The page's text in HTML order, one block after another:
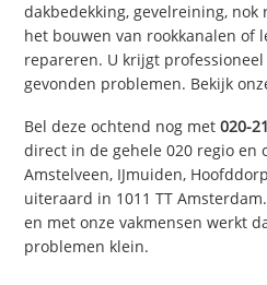
dakbedekking, gevelreining,
het bouwen van rookkanalen of
repareren. U krijgt
gevonden problemen. Bekijk
Bel deze ochtend nog met020-
direct in de gehele 020 regio en
Amstelveen, IJmuiden,
uiteraard in 1011 TT
en met onze vakmensen werkt
problemen klein.